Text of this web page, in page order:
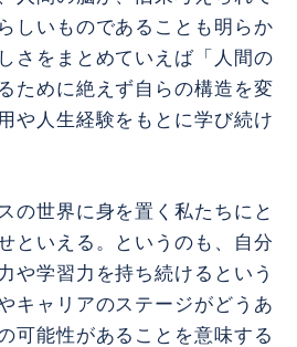
しいものであることも明らか
さをまとめていえば「人間の
ために絶えず自らの構造を変
や人生経験をもとに学び続け
の世界に身を置く私たちにと
といえる。というのも、自分
や学習力を持ち続けるという
キャリアのステージがどうあ
可能性があることを意味する